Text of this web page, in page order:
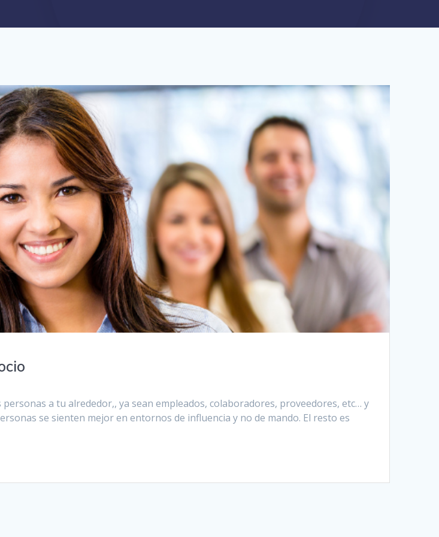
a tu alrededor,, ya sean empleados, colaboradores, proveedores, etc… y
se sienten mejor en entornos de influencia y no de mando. El resto es